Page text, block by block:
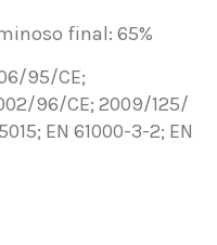
final: 65%
95/CE;
96/CE; 2009/125/
EN 61000-3-2; EN